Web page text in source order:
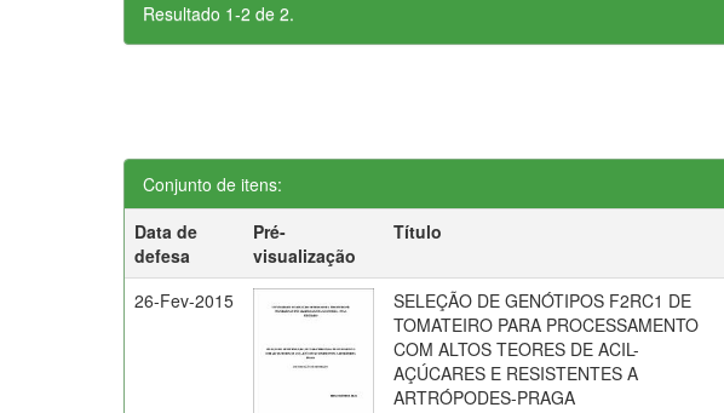
Resultado 1-2 de 2.
Conjunto de itens:
Data de
defesa
Pré-
visualização
Título
26-Fev-2015
SELEÇÃO DE GENÓTIPOS F2RC1 DE
TOMATEIRO PARA PROCESSAMENTO
COM ALTOS TEORES DE ACIL-
AÇÚCARES E RESISTENTES A
ARTRÓPODES-PRAGA